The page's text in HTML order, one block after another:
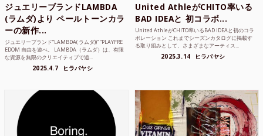
ジュエリーブランドLAMBDA
(ラムダ)より ペールトーンカラ
ーの新作...
ジュエリーブランド“LAMBDA( ラムダ))” “PLAYFRE
EDOM 自由を遊べ。 LAMBDA（ラムダ）は、有限
な資源を無限のクリエイティブで追...
2025.4.7 ヒラバヤシ
United AthleがCHITO率いる
BAD IDEAと 初コラボ...
United AthleがCHITO率いるBAD IDEAと初のコラ
ボレーション これまでシーズンカタログに掲載す
る取り組みとして、さまざまなアーティス...
2025.3.14 ヒラバヤシ